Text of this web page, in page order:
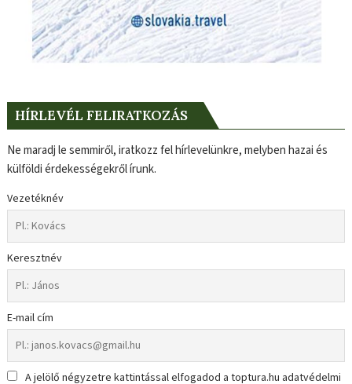
HÍRLEVÉL FELIRATKOZÁS
Ne maradj le semmiről, iratkozz fel hírlevelünkre, melyben hazai és
külföldi érdekességekről írunk.
Vezetéknév
Keresztnév
E-mail cím
A jelölő négyzetre kattintással elfogadod a toptura.hu adatvédelmi